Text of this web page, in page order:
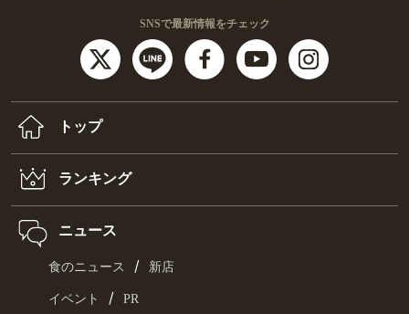
SNSで最新情報をチェック
トップ
ランキング
ニュース
食のニュース / 新店
イベント / PR